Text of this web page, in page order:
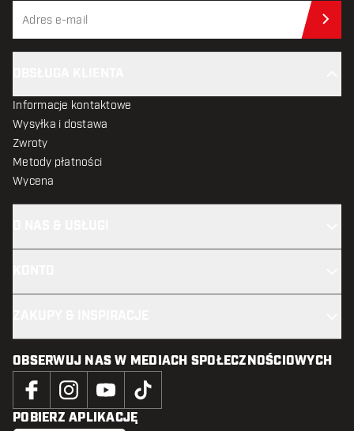
Informacje kontaktowe
Wysyłka i dostawa
Zwroty
Metody płatności
Wycena
OBSERWUJ NAS W MEDIACH SPOŁECZNOŚCIOWYCH
POBIERZ APLIKACJĘ